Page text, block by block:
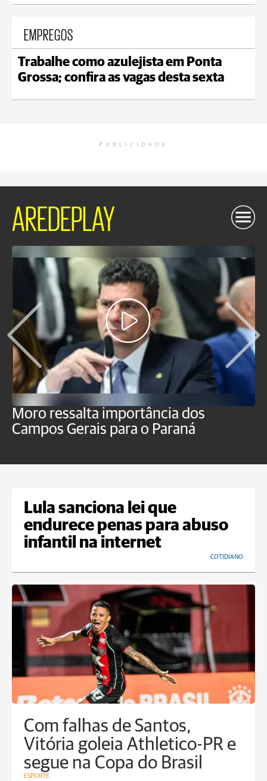
EMPREGOS
Trabalhe como azulejista em Ponta
Grossa; confira as vagas desta sexta
PUBLICIDADE
AREDEPLAY
Moro ressalta importância dos
Campos Gerais para o Paraná
Lula sanciona lei que
endurece penas para abuso
infantil na internet
COTIDIANO
Com falhas de Santos,
Vitória goleia Athletico-PR e
segue na Copa do Brasil
ESPORTE